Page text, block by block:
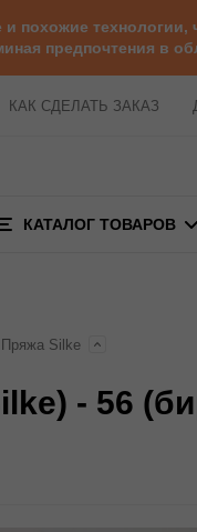
похожие
предпочтения в
КАК СДЕЛАТЬ ЗАКАЗ
КАТАЛОГ ТОВАРОВ
Пряжа Silke
- 56